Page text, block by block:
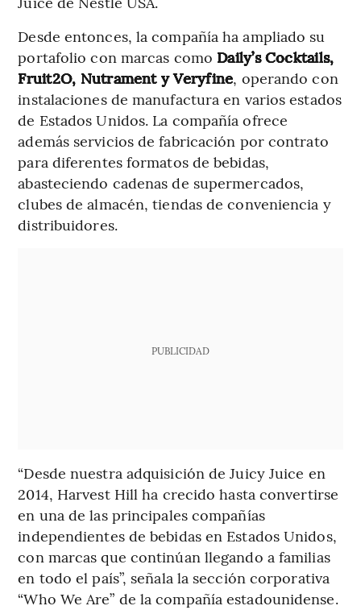
Desde entonces, la compañía ha ampliado su
portafolio con marcas como Daily’s Cocktails,
Fruit2O, Nutrament y Veryfine, operando con
instalaciones de manufactura en varios estados
de Estados Unidos. La compañía ofrece
además servicios de fabricación por contrato
para diferentes formatos de bebidas,
abasteciendo cadenas de supermercados,
clubes de almacén, tiendas de conveniencia y
distribuidores.
PUBLICIDAD
“Desde nuestra adquisición de Juicy Juice en
2014, Harvest Hill ha crecido hasta convertirse
en una de las principales compañías
independientes de bebidas en Estados Unidos,
con marcas que continúan llegando a familias
en todo el país”, señala la sección corporativa
“Who We Are” de la compañía estadounidense.